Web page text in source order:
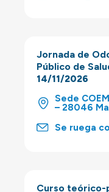
Jornada de
Público de
14/11/2026
Sede
– 28046
Se ruega
Curso teórico-